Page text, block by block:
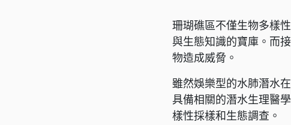
珊瑚礁區不僅生物多樣
與生態知識的寶庫。而
物造成威脅。
雖然娛樂型的水肺潛水
具備相關的潛水生理醫
樣性採樣和生態調查。